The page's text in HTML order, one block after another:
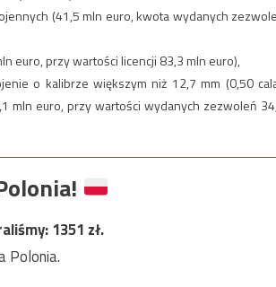
(41,5 mln euro, kwota wydanych
euro, przy wartości licencji 83,3 mln euro),
o kalibrze większym niż 12,7 mm (0,50
mln euro, przy wartości wydanych zezwoleń
1351 zł.
Polonia.